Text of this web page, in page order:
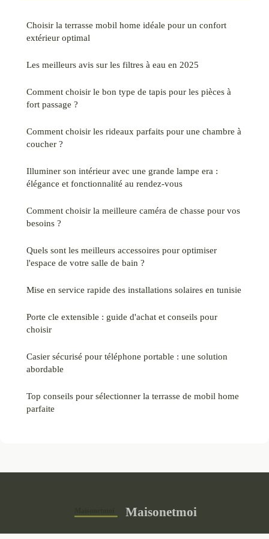
Choisir la terrasse mobil home idéale pour un confort
extérieur optimal
Les meilleurs avis sur les filtres à eau en 2025
Comment choisir le bon type de tapis pour les pièces à
fort passage ?
Comment choisir les rideaux parfaits pour une chambre à
coucher ?
Illuminer son intérieur avec une grande lampe era :
élégance et fonctionnalité au rendez-vous
Comment choisir la meilleure caméra de chasse pour vos
besoins ?
Quels sont les meilleurs accessoires pour optimiser
l'espace de votre salle de bain ?
Mise en service rapide des installations solaires en tunisie
Porte cle extensible : guide d'achat et conseils pour
choisir
Casier sécurisé pour téléphone portable : une solution
abordable
Top conseils pour sélectionner la terrasse de mobil home
parfaite
Maisonetmoi